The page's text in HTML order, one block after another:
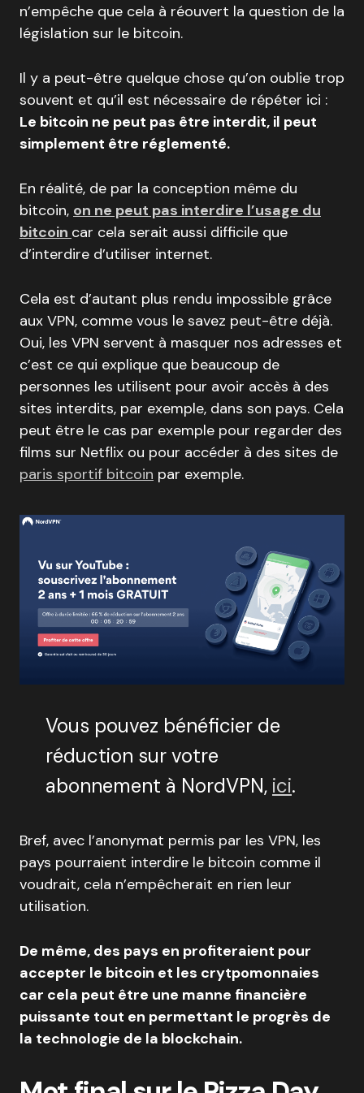
n’empêche que cela à réouvert la question de la
législation sur le bitcoin.
Il y a peut-être quelque chose qu’on oublie trop
souvent et qu’il est nécessaire de répéter ici :
Le bitcoin ne peut pas être interdit, il peut
simplement être réglementé.
En réalité, de par la conception même du
bitcoin, on ne peut pas interdire l’usage du
bitcoin car cela serait aussi difficile que
d’interdire d’utiliser internet.
Cela est d’autant plus rendu impossible grâce
aux VPN, comme vous le savez peut-être déjà.
Oui, les VPN servent à masquer nos adresses et
c’est ce qui explique que beaucoup de
personnes les utilisent pour avoir accès à des
sites interdits, par exemple, dans son pays. Cela
peut être le cas par exemple pour regarder des
films sur Netflix ou pour accéder à des sites de
paris sportif bitcoin par exemple.
Vous pouvez bénéficier de
réduction sur votre
abonnement à NordVPN, ici.
Bref, avec l’anonymat permis par les VPN, les
pays pourraient interdire le bitcoin comme il
voudrait, cela n’empêcherait en rien leur
utilisation.
De même, des pays en profiteraient pour
accepter le bitcoin et les crytpomonnaies
car cela peut être une manne financière
puissante tout en permettant le progrès de
la technologie de la blockchain.